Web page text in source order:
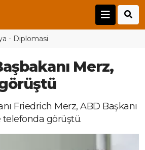
- Diplomasi
Merz,
Friedrich Merz, ABD Başkanı
görüştü.